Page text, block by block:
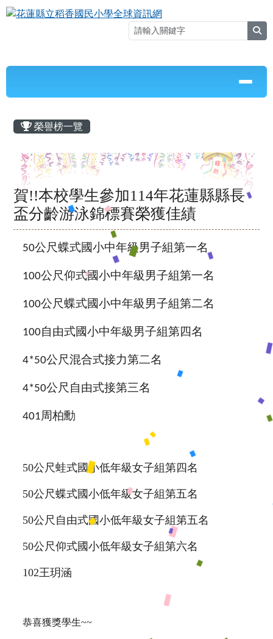
跳至主內容區
花蓮縣立稻香國民小學全球資訊網
⏸
導覽列
主內容區域
榮譽榜一覽
賀!!本校學生參加114年花蓮縣縣長
盃分齡游泳錦標賽榮獲佳績
50公尺蝶式國小中年級男子組第一名
100公尺仰式國小中年級男子組第一名
100公尺蝶式國小中年級男子組第二名
100自由式國小中年級男子組第四名
4*50公尺混合式接力第二名
4*50公尺自由式接第三名
401周柏勳
50公尺蛙式國小低年級女子組第四名
50公尺蝶式國小低年級女子組第五名
50公尺自由式國小低年級女子組第五名
50公尺仰式國小低年級女子組第六名
102王玥涵
恭喜獲獎學生~~